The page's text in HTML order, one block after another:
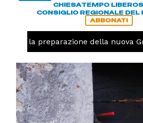
CHIESATEMPO LIBERO
CONSIGLIO REGIONALE DEL
ABBONATI
la preparazione della nuova